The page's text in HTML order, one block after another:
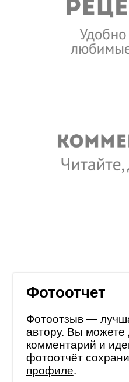
Фотоотчет
Фотоотзыв —
автору. Вы можете
комментарий и
фотоотчёт
профиле.